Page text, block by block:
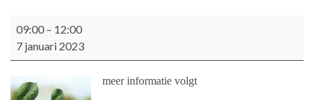
Natuurwerkdag
09:00 – 12:00
7 januari 2023
meer informatie volgt